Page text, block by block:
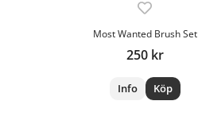
Most Wanted Brush Set
250 kr
Info Köp